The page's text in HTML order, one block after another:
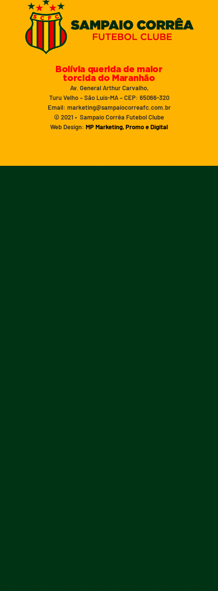
Bolívia querida de maior
torcida do Maranhão
Av. General Arthur Carvalho,
Turu Velho – São Luís-MA – CEP: 65066-320
Email: marketing@sampaiocorreafc.com.br
© 2021 • Sampaio Corrêa Futebol Clube
Web Design: MP Marketing, Promo e Digital